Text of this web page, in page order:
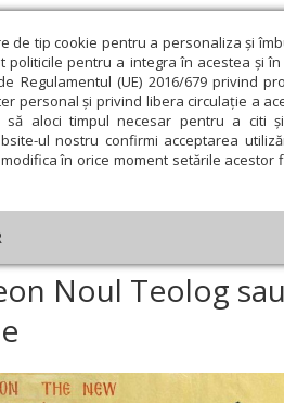
de tip cookie pentru a personaliza și
politicile pentru a integra în acestea și
Regulamentul (UE) 2016/679 privind
personal și privind libera circulație a
să aloci timpul necesar pentru a citi
ul nostru confirmi acceptarea
în orice moment setările
și spiritualitate Educaţie și
Editorial Repere și idei
Simeon Noul Teolog sau despre
Noul Teolog